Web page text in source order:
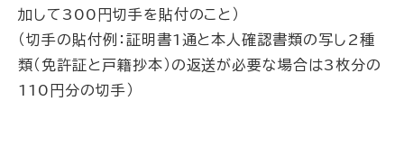
加して300円切手を貼付のこと）
（切手の貼付例：証明書1通と本人確認書類の写し2種
類（免許証と戸籍抄本）の返送が必要な場合は3枚分の
110円分の切手）